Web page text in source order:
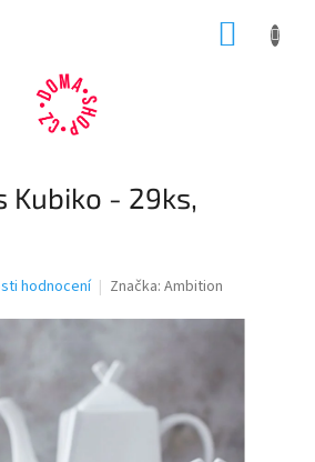
Kubiko - 29ks,
hodnocení Značka: Ambition